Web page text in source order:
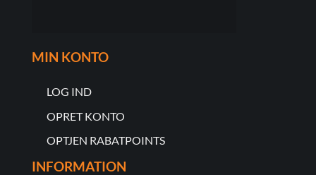
MIN KONTO
LOG IND
OPRET KONTO
OPTJEN RABATPOINTS
INFORMATION